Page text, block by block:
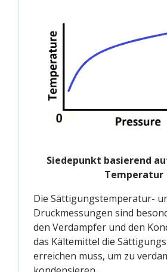
Siedepunkt basierend
Temperatur
Die Sättigungstemperatur-
Druckmessungen sind
den Verdampfer und den
das Kältemittel die
erreichen muss, um zu